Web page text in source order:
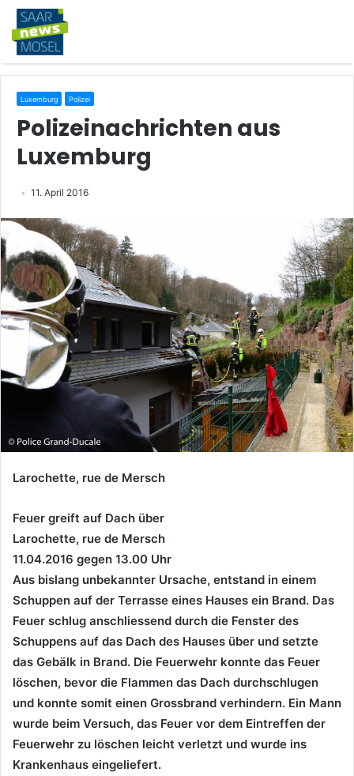
Luxemburg Polizei
Polizeinachrichten aus
Luxemburg
11. April 2016
Larochette, rue de Mersch
Feuer greift auf Dach über
Larochette, rue de Mersch
11.04.2016 gegen 13.00 Uhr
Aus bislang unbekannter Ursache, entstand in einem
Schuppen auf der Terrasse eines Hauses ein Brand. Das
Feuer schlug anschliessend durch die Fenster des
Schuppens auf das Dach des Hauses über und setzte
das Gebälk in Brand. Die Feuerwehr konnte das Feuer
löschen, bevor die Flammen das Dach durchschlugen
und konnte somit einen Grossbrand verhindern. Ein Mann
wurde beim Versuch, das Feuer vor dem Eintreffen der
Feuerwehr zu löschen leicht verletzt und wurde ins
Krankenhaus eingeliefert.